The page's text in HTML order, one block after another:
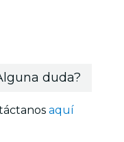
duda?
aquí